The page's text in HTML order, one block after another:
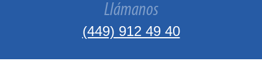
Llámanos
(449) 912 49 40